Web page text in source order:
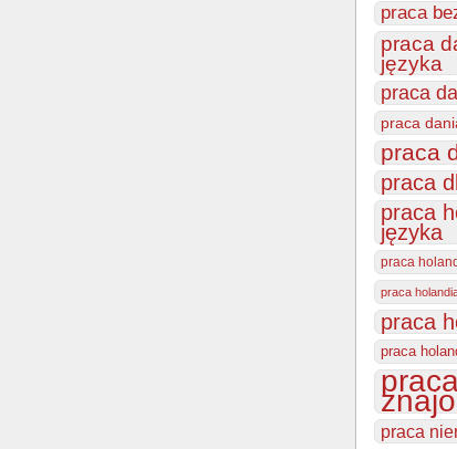
praca
praca
języka
praca
praca
praca
praca
praca
języka
praca
praca
praca
praca
praca